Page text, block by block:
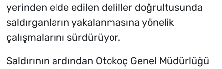
yerinden elde edilen deliller doğrultusunda
saldırganların yakalanmasına yönelik
çalışmalarını sürdürüyor.
Saldırının ardından Otokoç Genel Müdürlüğü